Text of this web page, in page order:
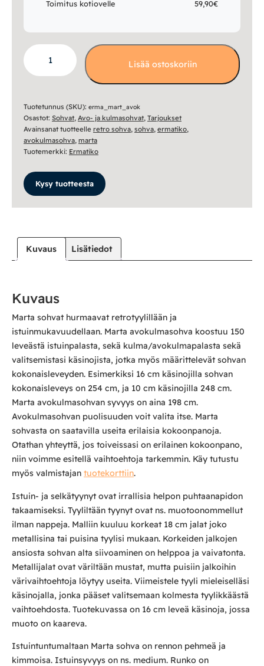
Toimitus kotiovelle 59,90€
Marta
avokulmasohva
määrä
Lisää ostoskoriin
Tuotetunnus (SKU): erma_mart_avok
Osastot: Sohvat, Avo- ja kulmasohvat, Tarjoukset
Avainsanat tuotteelle retro sohva, sohva, ermatiko,
avokulmasohva, marta
Tuotemerkki: Ermatiko
Kysy tuotteesta
Kuvaus Lisätiedot
Kuvaus
Marta sohvat hurmaavat retrotyylillään ja
istuinmukavuudellaan. Marta avokulmasohva koostuu 150
leveästä istuinpalasta, sekä kulma/avokulmapalasta sekä
valitsemistasi käsinojista, jotka myös määrittelevät sohvan
kokonaisleveyden. Esimerkiksi 16 cm käsinojilla sohvan
kokonaisleveys on 254 cm, ja 10 cm käsinojilla 248 cm.
Marta avokulmasohvan syvyys on aina 198 cm.
Avokulmasohvan puolisuuden voit valita itse. Marta
sohvasta on saatavilla useita erilaisia kokoonpanoja.
Otathan yhteyttä, jos toiveissasi on erilainen kokoonpano,
niin voimme esitellä vaihtoehtoja tarkemmin. Käy tutustu
myös valmistajan tuotekorttiin.
Istuin- ja selkätyynyt ovat irrallisia helpon puhtaanapidon
takaamiseksi. Tyyliltään tyynyt ovat ns. muotoonommellut
ilman nappeja. Malliin kuuluu korkeat 18 cm jalat joko
metallisina tai puisina tyylisi mukaan. Korkeiden jalkojen
ansiosta sohvan alta siivoaminen on helppoa ja vaivatonta.
Metallijalat ovat väriltään mustat, mutta puisiin jalkoihin
värivaihtoehtoja löytyy useita. Viimeistele tyyli mieleiselläsi
käsinojalla, jonka pääset valitsemaan kolmesta tyylikkäästä
vaihtoehdosta. Tuotekuvassa on 16 cm leveä käsinoja, jossa
muoto on kaareva.
Istuintuntumaltaan Marta sohva on rennon pehmeä ja
kimmoisa. Istuinsyvyys on ns. medium. Runko on